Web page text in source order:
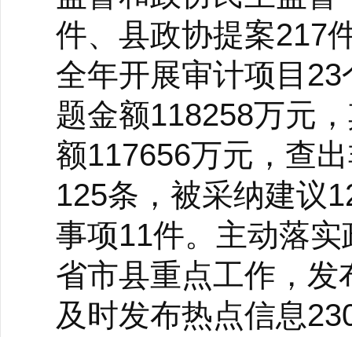
件、县政协提案217
全年开展审计项目
题金额118258万元
额117656万元，查
125条，被采纳建议
事项11件。主动落
省市县重点工作，
及时发布热点信息